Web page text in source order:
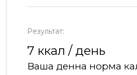
Результат:
7 ккал / день
Ваша денна норма